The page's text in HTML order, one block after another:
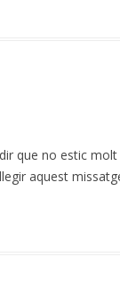
que no estic
aquest